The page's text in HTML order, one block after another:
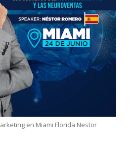
en Miami Florida Nestor